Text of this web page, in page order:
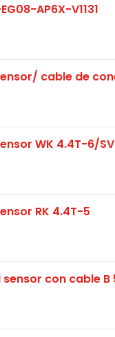
AP6X-V1131
cable de
WK 4.4T-6/SV
RK 4.4T-5
con cable B